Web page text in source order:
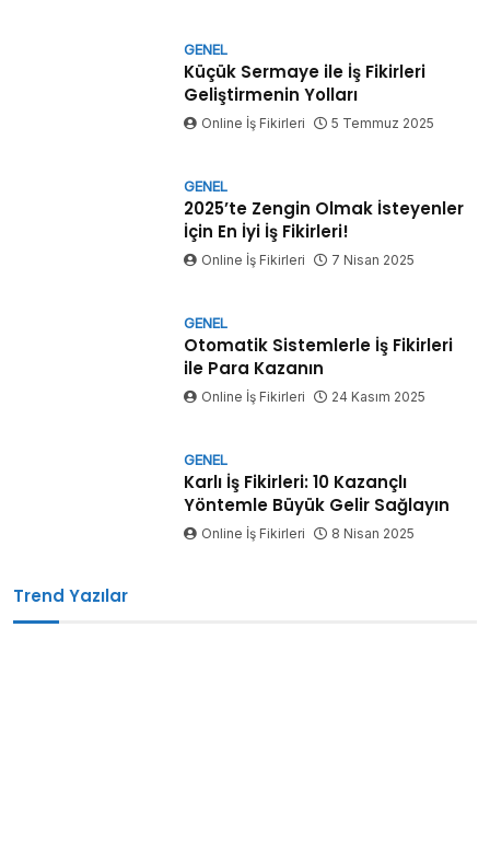
GENEL
Küçük Sermaye ile İş Fikirleri
Geliştirmenin Yolları
Online İş Fikirleri 5 Temmuz 2025
GENEL
2025’te Zengin Olmak İsteyenler
İçin En İyi İş Fikirleri!
Online İş Fikirleri 7 Nisan 2025
GENEL
Otomatik Sistemlerle İş Fikirleri
ile Para Kazanın
Online İş Fikirleri 24 Kasım 2025
GENEL
Karlı İş Fikirleri: 10 Kazançlı
Yöntemle Büyük Gelir Sağlayın
Online İş Fikirleri 8 Nisan 2025
Trend Yazılar